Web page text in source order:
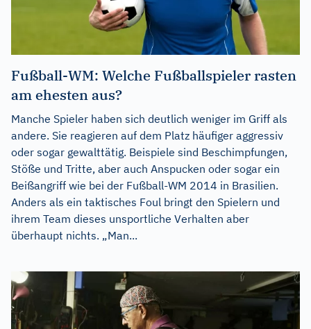
Fußball-WM: Welche Fußballspieler rasten
am ehesten aus?
Manche Spieler haben sich deutlich weniger im Griff als
andere. Sie reagieren auf dem Platz häufiger aggressiv
oder sogar gewalttätig. Beispiele sind Beschimpfungen,
Stöße und Tritte, aber auch Anspucken oder sogar ein
Beißangriff wie bei der Fußball-WM 2014 in Brasilien.
Anders als ein taktisches Foul bringt den Spielern und
ihrem Team dieses unsportliche Verhalten aber
überhaupt nichts. „Man...